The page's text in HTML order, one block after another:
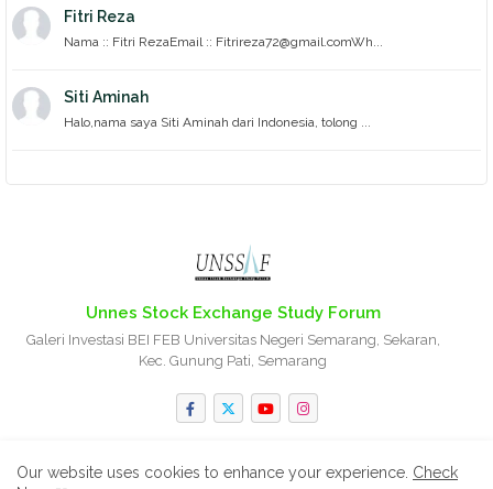
Fitri Reza
Nama :: Fitri RezaEmail :: Fitrireza72@gmail.comWh...
Siti Aminah
Halo,nama saya Siti Aminah dari Indonesia, tolong ...
Unnes Stock Exchange Study Forum
Galeri Investasi BEI FEB Universitas Negeri Semarang, Sekaran,
Kec. Gunung Pati, Semarang
Our website uses cookies to enhance your experience. Check